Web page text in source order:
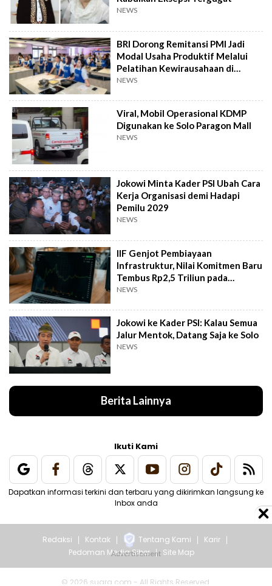
NEWS
BRI Dorong Remitansi PMI Jadi
Modal Usaha Produktif Melalui
Pelatihan Kewirausahaan di
Taiwan
NEWS
Viral, Mobil Operasional KDMP
Digunakan ke Solo Paragon Mall
NEWS
Jokowi Minta Kader PSI Ubah Cara
Kerja Organisasi demi Hadapi
Pemilu 2029
NEWS
IIF Genjot Pembiayaan
Infrastruktur, Nilai Komitmen Baru
Tembus Rp2,5 Triliun pada
Semester I 2026
NEWS
Jokowi ke Kader PSI: Kalau Semua
Jalur Mentok, Datang Saja ke Solo
NEWS
Berita Lainnya
Ikuti Kami
Dapatkan informasi terkini dan terbaru yang dikirimkan langsung ke
Inbox anda
Redaksi Kontak Tentang Kami
Karir
Pedoman Media Siber
Site Map
© 2026 suara.com - All Rights Reserved.